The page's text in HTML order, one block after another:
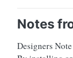
Notes
Designers Note